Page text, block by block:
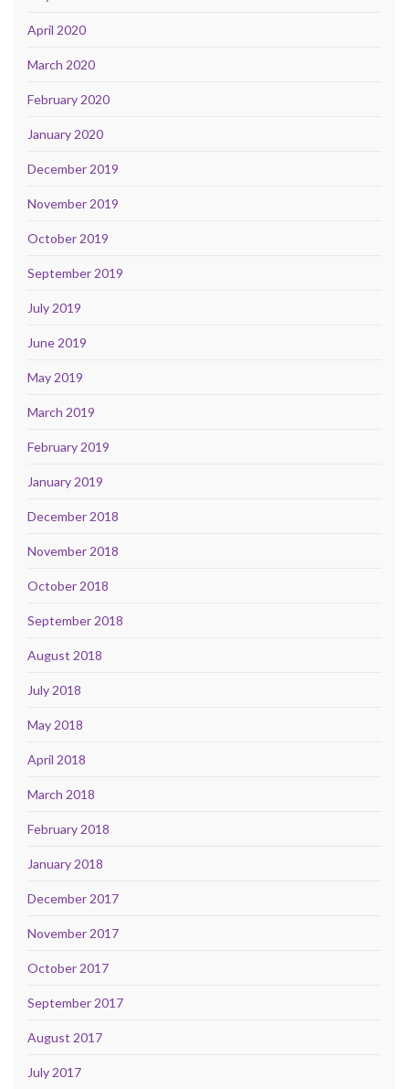
April 2020
March 2020
February 2020
January 2020
December 2019
November 2019
October 2019
September 2019
July 2019
June 2019
May 2019
March 2019
February 2019
January 2019
December 2018
November 2018
October 2018
September 2018
August 2018
July 2018
May 2018
April 2018
March 2018
February 2018
January 2018
December 2017
November 2017
October 2017
September 2017
August 2017
July 2017